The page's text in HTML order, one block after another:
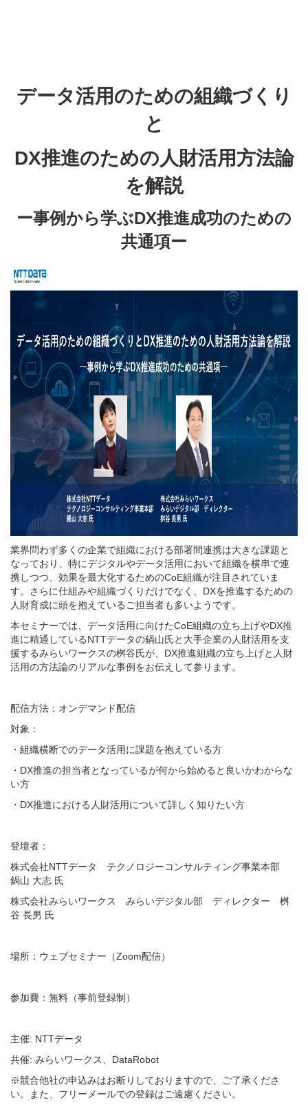
データ活用のための組織づくり
と
DX推進のための人財活用方法論
を解説
ー事例から学ぶDX推進成功のための
共通項ー
業界問わず多くの企業で組織における部署間連携は大きな課題と
なっており、特にデジタルやデータ活用において組織を横串で連
携しつつ、効果を最大化するためのCoE組織が注目されていま
す。さらに仕組みや組織づくりだけでなく、DXを推進するための
人財育成に頭を抱えているご担当者も多いようです。
本セミナーでは、データ活用に向けたCoE組織の立ち上げやDX推
進に精通しているNTTデータの鍋山氏と大手企業の人財活用を支
援するみらいワークスの桝谷氏が、DX推進組織の立ち上げと人財
活用の方法論のリアルな事例をお伝えして参ります。
配信方法：オンデマンド配信
対象：
・組織横断でのデータ活用に課題を抱えている方
・DX推進の担当者となっているが何から始めると良いかわからな
い方
・DX推進における人財活用について詳しく知りたい方
登壇者：
株式会社NTTデータ テクノロジーコンサルティング事業本部
鍋山 大志 氏
株式会社みらいワークス みらいデジタル部 ディレクター 桝
谷 長男 氏
場所：ウェブセミナー（Zoom配信）
参加費：無料（事前登録制）
主催: NTTデータ
共催: みらいワークス、DataRobot
※競合他社の申込みはお断りしておりますので、ご了承くださ
い。また、フリーメールでの登録はご遠慮ください。